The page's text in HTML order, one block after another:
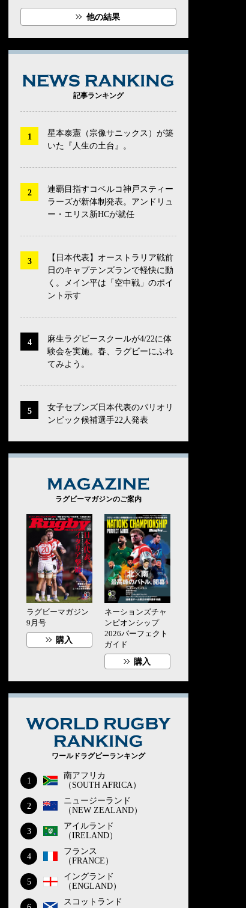
他の結果
記事ランキング
星本泰憲（宗像サニックス）が築
いた『人生の土台』。
連覇目指すコベルコ神戸スティー
ラーズが新体制発表。アンドリュ
ー・エリス新HCが就任
【日本代表】オーストラリア戦前
日のキャプテンズランで軽快に動
く。メイン平は「空中戦」のポイ
ント示す
麻生ラグビースクールが4/22に体
験会を実施。春、ラグビーにふれ
てみよう。
女子セブンズ日本代表のパリオリ
ンピック候補選手22人発表
ラグビーマガジンのご案内
ラグビーマガジン
9月号
購入
ネーションズチャ
ンピオンシップ
2026パーフェクト
ガイド
購入
ワールドラグビーランキング
1
南アフリカ
（SOUTH AFRICA）
2
ニュージーランド
（NEW ZEALAND）
3
アイルランド
（IRELAND）
4
フランス
（FRANCE）
5
イングランド
（ENGLAND）
スコットランド